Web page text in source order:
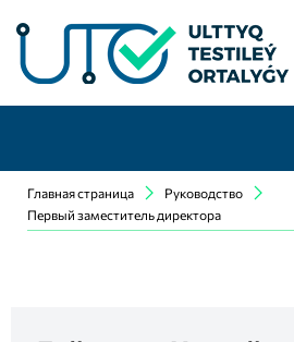
Главная страница
Руководство
Первый заместитель директора